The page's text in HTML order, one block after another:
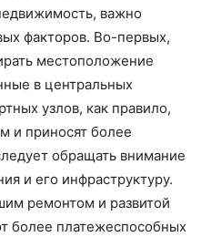
важно
факторов. Во-первых,
местоположение
в центральных
узлов, как правило,
и приносят более
обращать внимание
и его инфраструктуру.
ремонтом и развитой
более платежеспособных